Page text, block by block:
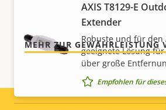
Integrierte IR-Beleuchtung
Lokaler Speicher
(Speicherkarteneinschub)
Betriebstemperatur
AXIS T8129-E
Extender
Robuste und für den
geeignete Lösung
über große
Empfohlen für
das, was Sie bekommen.
MEHR ZUR GEWÄHRLEISTUNG